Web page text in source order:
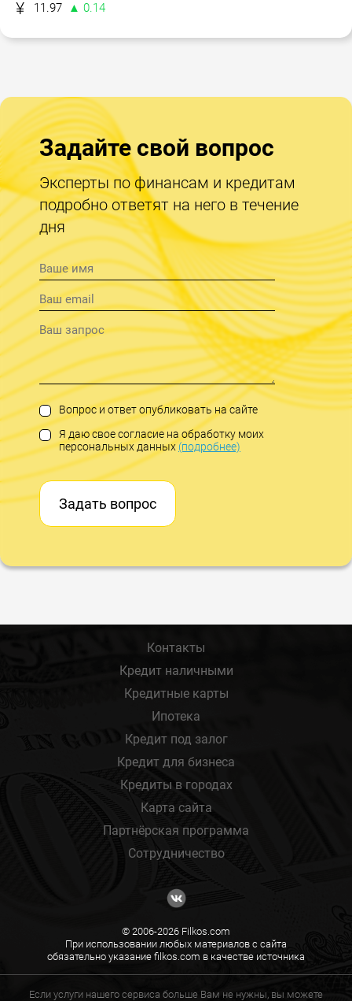
11.97
▲ 0.14
Задайте свой вопрос
Эксперты по финансам и кредитам
подробно ответят на него в течение
дня
Вопрос и ответ опубликовать на сайте
Я даю свое согласие на обработку моих
персональных данных(подробнее)
Задать вопрос
Контакты
Кредит наличными
Кредитные карты
Ипотека
Кредит под залог
Кредит для бизнеса
Кредиты в городах
Карта сайта
Партнёрская программа
Сотрудничество
© 2006-2026 Filkos.com
При использовании любых материалов с сайта
обязательно указание filkos.com в качестве источника
Если услуги нашего сервиса больше Вам не нужны, вы можете